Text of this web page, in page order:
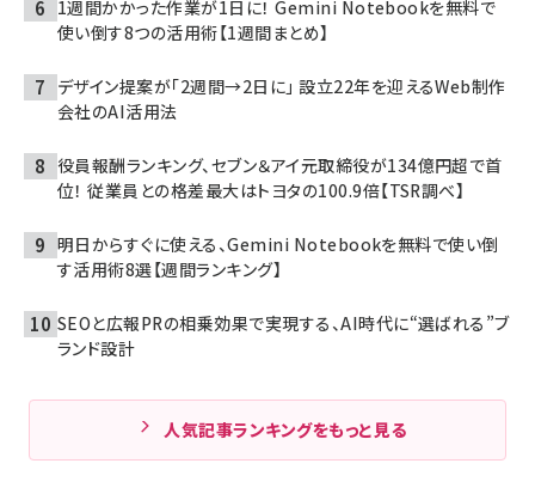
1週間かかった作業が1日に！ Gemini Notebookを無料で
使い倒す8つの活用術【1週間まとめ】
デザイン提案が「2週間→2日に」 設立22年を迎えるWeb制作
会社のAI活用法
役員報酬ランキング、セブン＆アイ元取締役が134億円超で首
位！ 従業員との格差最大はトヨタの100.9倍【TSR調べ】
明日からすぐに使える、Gemini Notebookを無料で使い倒
す活用術8選【週間ランキング】
SEOと広報PRの相乗効果で実現する、AI時代に“選ばれる”ブ
ランド設計
人気記事ランキングをもっと見る